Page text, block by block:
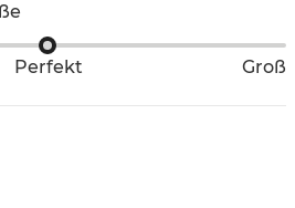
Perfekt Groß